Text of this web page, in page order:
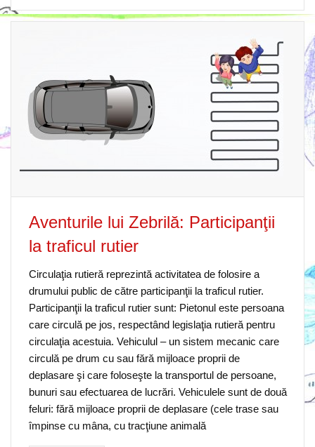
Aventurile lui Zebrilă: Participanţii
la traficul rutier
Circulaţia rutieră reprezintă activitatea de folosire a
drumului public de către participanţii la traficul rutier.
Participanţii la traficul rutier sunt: Pietonul este persoana
care circulă pe jos, respectând legislaţia rutieră pentru
circulaţia acestuia. Vehiculul – un sistem mecanic care
circulă pe drum cu sau fără mijloace proprii de
deplasare şi care foloseşte la transportul de persoane,
bunuri sau efectuarea de lucrări. Vehiculele sunt de două
feluri: fără mijloace proprii de deplasare (cele trase sau
împinse cu mâna, cu tracţiune animală